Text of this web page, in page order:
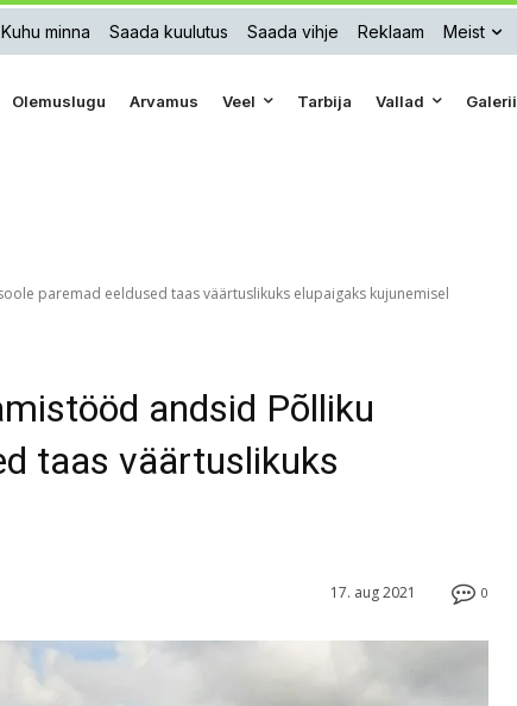
Kuhu minna Saada kuulutus Saada vihje Reklaam Meist
Olemuslugu Arvamus Veel Tarbija Vallad Galerii
paremad eeldused taas väärtuslikuks elupaigaks kujunemisel
andsid Põlliku
taas väärtuslikuks
0
17. aug 2021